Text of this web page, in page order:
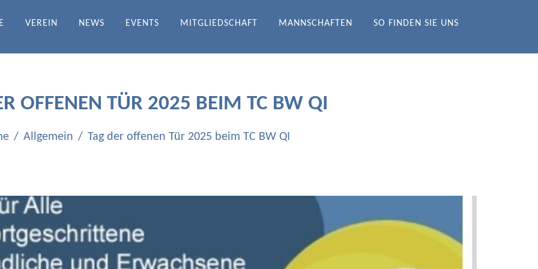
ICHENDORF E.V.
VEREIN NEWS EVENTS MITGLIEDSCHAFT MANNSCHAFTEN SO FINDEN SIE UNS
OFFENEN TÜR 2025 BEIM TC BW QI
Allgemein Tag der offenen Tür 2025 beim TC BW QI